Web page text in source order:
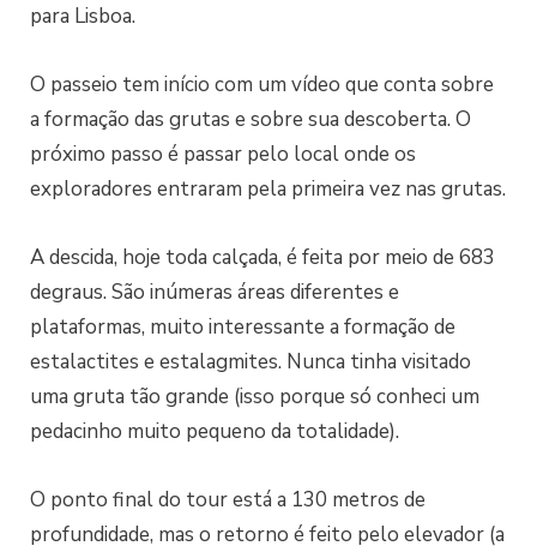
para Lisboa.
O passeio tem início com um vídeo que conta sobre
a formação das grutas e sobre sua descoberta. O
próximo passo é passar pelo local onde os
exploradores entraram pela primeira vez nas grutas.
A descida, hoje toda calçada, é feita por meio de 683
degraus. São inúmeras áreas diferentes e
plataformas, muito interessante a formação de
estalactites e estalagmites. Nunca tinha visitado
uma gruta tão grande (isso porque só conheci um
pedacinho muito pequeno da totalidade).
O ponto final do tour está a 130 metros de
profundidade, mas o retorno é feito pelo elevador (a